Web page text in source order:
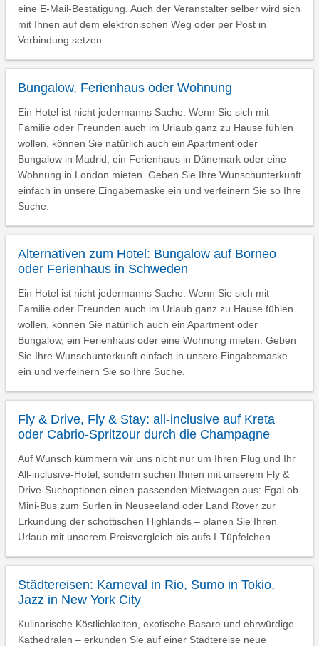
eine E-Mail-Bestätigung. Auch der Veranstalter selber wird sich
mit Ihnen auf dem elektronischen Weg oder per Post in
Verbindung setzen.
Bungalow, Ferienhaus oder Wohnung
Ein Hotel ist nicht jedermanns Sache. Wenn Sie sich mit
Familie oder Freunden auch im Urlaub ganz zu Hause fühlen
wollen, können Sie natürlich auch ein Apartment oder
Bungalow in Madrid, ein Ferienhaus in Dänemark oder eine
Wohnung in London mieten. Geben Sie Ihre Wunschunterkunft
einfach in unsere Eingabemaske ein und verfeinern Sie so Ihre
Suche.
Alternativen zum Hotel: Bungalow auf Borneo
oder Ferienhaus in Schweden
Ein Hotel ist nicht jedermanns Sache. Wenn Sie sich mit
Familie oder Freunden auch im Urlaub ganz zu Hause fühlen
wollen, können Sie natürlich auch ein Apartment oder
Bungalow, ein Ferienhaus oder eine Wohnung mieten. Geben
Sie Ihre Wunschunterkunft einfach in unsere Eingabemaske
ein und verfeinern Sie so Ihre Suche.
Fly & Drive, Fly & Stay: all-inclusive auf Kreta
oder Cabrio-Spritzour durch die Champagne
Auf Wunsch kümmern wir uns nicht nur um Ihren Flug und Ihr
All-inclusive-Hotel, sondern suchen Ihnen mit unserem Fly &
Drive-Suchoptionen einen passenden Mietwagen aus: Egal ob
Mini-Bus zum Surfen in Neuseeland oder Land Rover zur
Erkundung der schottischen Highlands – planen Sie Ihren
Urlaub mit unserem Preisvergleich bis aufs I-Tüpfelchen.
Städtereisen: Karneval in Rio, Sumo in Tokio,
Jazz in New York City
Kulinarische Köstlichkeiten, exotische Basare und ehrwürdige
Kathedralen – erkunden Sie auf einer Städtereise neue